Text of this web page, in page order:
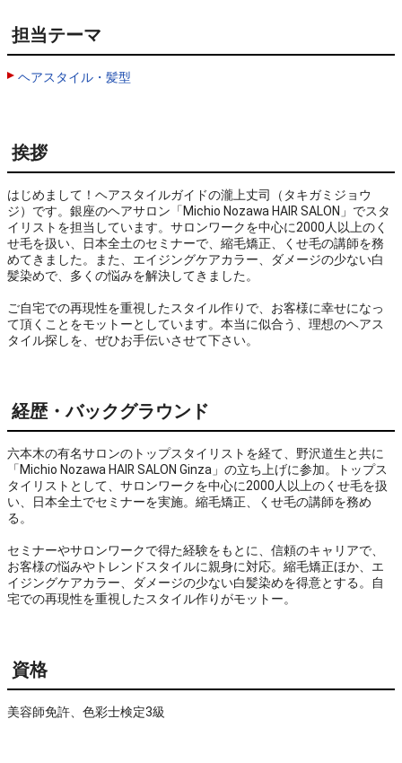
担当テーマ
ヘアスタイル・髪型
挨拶
はじめまして！ヘアスタイルガイドの瀧上丈司（タキガミジョウ
ジ）です。銀座のヘアサロン「Michio Nozawa HAIR SALON」でスタ
イリストを担当しています。サロンワークを中心に2000人以上のく
せ毛を扱い、日本全土のセミナーで、縮毛矯正、くせ毛の講師を務
めてきました。また、エイジングケアカラー、ダメージの少ない白
髪染めで、多くの悩みを解決してきました。
ご自宅での再現性を重視したスタイル作りで、お客様に幸せになっ
て頂くことをモットーとしています。本当に似合う、理想のヘアス
タイル探しを、ぜひお手伝いさせて下さい。
経歴・バックグラウンド
六本木の有名サロンのトップスタイリストを経て、野沢道生と共に
「Michio Nozawa HAIR SALON Ginza」の立ち上げに参加。トップス
タイリストとして、サロンワークを中心に2000人以上のくせ毛を扱
い、日本全土でセミナーを実施。縮毛矯正、くせ毛の講師を務め
る。
セミナーやサロンワークで得た経験をもとに、信頼のキャリアで、
お客様の悩みやトレンドスタイルに親身に対応。縮毛矯正ほか、エ
イジングケアカラー、ダメージの少ない白髪染めを得意とする。自
宅での再現性を重視したスタイル作りがモットー。
資格
美容師免許、色彩士検定3級